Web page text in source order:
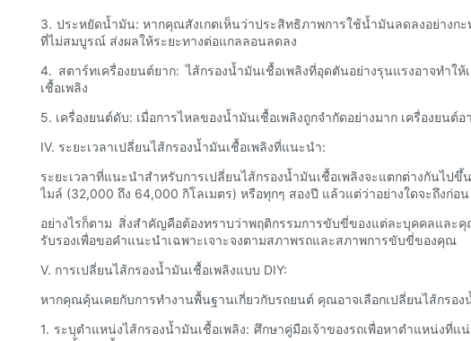
3. ประหยัดน้ำมัน: หากคุณสังเกตเห็นว่าประสิทธิภาพการใช้น้ำมันลดลงอย่างกะ
ที่ไม่สมบูรณ์ ส่งผลให้ระยะทางต่อแกลลอนลดลง
4. สตาร์ทเครื่องยนต์ยาก: ไส้กรองน้ำมันเชื้อเพลิงที่อุดตันอย่างรุนแรงอาจทำ
เชื้อเพลิง
5. เครื่องยนต์ดับ: เมื่อการไหลของน้ำมันเชื้อเพลิงถูกจำกัดอย่างมาก เครื่องย
IV. ระยะเวลาเปลี่ยนไส้กรองน้ำมันเชื้อเพลิงที่แนะนำ:
ระยะเวลาที่แนะนำสำหรับการเปลี่ยนไส้กรองน้ำมันเชื้อเพลิงจะแตกต่างกันไ
ไมล์ (32,000 ถึง 64,000 กิโลเมตร) หรือทุกๆ สองปี แล้วแต่ว่าอย่างใดจะถึงก่อน
อย่างไรก็ตาม สิ่งสำคัญคือต้องทราบว่าพฤติกรรมการขับขี่ของแต่ละบุคคลและ
รับรองเพื่อขอคำแนะนำเฉพาะเจาะจงตามสภาพรถและสภาพการขับขี่ของคุณ
V. การเปลี่ยนไส้กรองน้ำมันเชื้อเพลิงแบบ DIY:
หากคุณคุ้นเคยกับการทำงานพื้นฐานเกี่ยวกับรถยนต์ คุณอาจเลือกเปลี่ยนไส้กรอ
1. ระบุตำแหน่งไส้กรองน้ำมันเชื้อเพลิง: ศึกษาคู่มือเจ้าของรถเพื่อหาตำแหน่ง